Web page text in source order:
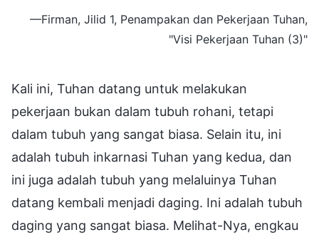
—Firman, Jilid 1, Penampakan dan Pekerjaan Tuhan,
"Visi Pekerjaan Tuhan (3)"
Kali ini, Tuhan datang untuk melakukan
pekerjaan bukan dalam tubuh rohani, tetapi
dalam tubuh yang sangat biasa. Selain itu, ini
adalah tubuh inkarnasi Tuhan yang kedua, dan
ini juga adalah tubuh yang melaluinya Tuhan
datang kembali menjadi daging. Ini adalah tubuh
daging yang sangat biasa. Melihat-Nya, engkau